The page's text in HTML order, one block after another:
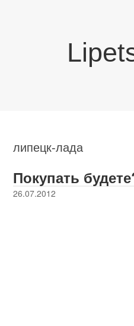
липецк-лада
Покупать
26.07.2012